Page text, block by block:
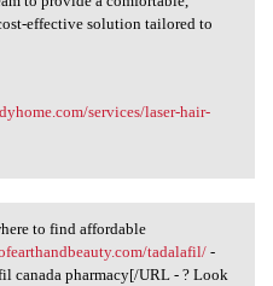
effective solution tailored to
services/laser-hair-
to find
to find affordable
tadalafil/-
canada pharmacy[/URL - ? Look